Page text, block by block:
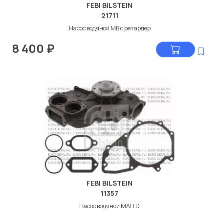
FEBI BILSTEIN
21711
Насос водяной МВ с ретардер
8 400 ₽
FEBI BILSTEIN
11357
Насос водяной МАН D